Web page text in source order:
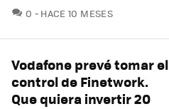
0 COMENTARIOS
HACE 10 MESES
Vodafone prevé tomar el
control de Finetwork.
Que quiera invertir 20